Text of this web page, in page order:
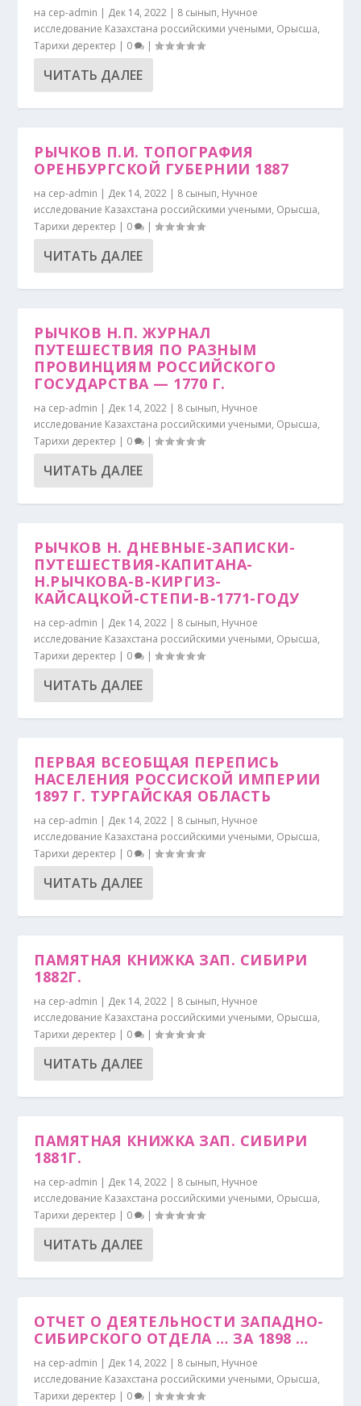
на cep-admin | Дек 14, 2022 | 8 сынып, Нучное
исследование Казахстана российскими учеными, Орысша,
Тарихи деректер | 0 |
ЧИТАТЬ ДАЛЕЕ
РЫЧКОВ П.И. ТОПОГРАФИЯ
ОРЕНБУРГСКОЙ ГУБЕРНИИ 1887
на cep-admin | Дек 14, 2022 | 8 сынып, Нучное
исследование Казахстана российскими учеными, Орысша,
Тарихи деректер | 0 |
ЧИТАТЬ ДАЛЕЕ
РЫЧКОВ Н.П. ЖУРНАЛ
ПУТЕШЕСТВИЯ ПО РАЗНЫМ
ПРОВИНЦИЯМ РОССИЙСКОГО
ГОСУДАРСТВА — 1770 Г.
на cep-admin | Дек 14, 2022 | 8 сынып, Нучное
исследование Казахстана российскими учеными, Орысша,
Тарихи деректер | 0 |
ЧИТАТЬ ДАЛЕЕ
РЫЧКОВ Н. ДНЕВНЫЕ-ЗАПИСКИ-
ПУТЕШЕСТВИЯ-КАПИТАНА-
Н.РЫЧКОВА-В-КИРГИЗ-
КАЙСАЦКОЙ-СТЕПИ-В-1771-ГОДУ
на cep-admin | Дек 14, 2022 | 8 сынып, Нучное
исследование Казахстана российскими учеными, Орысша,
Тарихи деректер | 0 |
ЧИТАТЬ ДАЛЕЕ
ПЕРВАЯ ВСЕОБЩАЯ ПЕРЕПИСЬ
НАСЕЛЕНИЯ РОССИСКОЙ ИМПЕРИИ
1897 Г. ТУРГАЙСКАЯ ОБЛАСТЬ
на cep-admin | Дек 14, 2022 | 8 сынып, Нучное
исследование Казахстана российскими учеными, Орысша,
Тарихи деректер | 0 |
ЧИТАТЬ ДАЛЕЕ
ПАМЯТНАЯ КНИЖКА ЗАП. СИБИРИ
1882Г.
на cep-admin | Дек 14, 2022 | 8 сынып, Нучное
исследование Казахстана российскими учеными, Орысша,
Тарихи деректер | 0 |
ЧИТАТЬ ДАЛЕЕ
ПАМЯТНАЯ КНИЖКА ЗАП. СИБИРИ
1881Г.
на cep-admin | Дек 14, 2022 | 8 сынып, Нучное
исследование Казахстана российскими учеными, Орысша,
Тарихи деректер | 0 |
ЧИТАТЬ ДАЛЕЕ
ОТЧЕТ О ДЕЯТЕЛЬНОСТИ ЗАПАДНО-
СИБИРСКОГО ОТДЕЛА … ЗА 1898 …
на cep-admin | Дек 14, 2022 | 8 сынып, Нучное
исследование Казахстана российскими учеными, Орысша,
Тарихи деректер | 0 |